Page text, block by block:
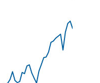
Time, and navigator-
values, and